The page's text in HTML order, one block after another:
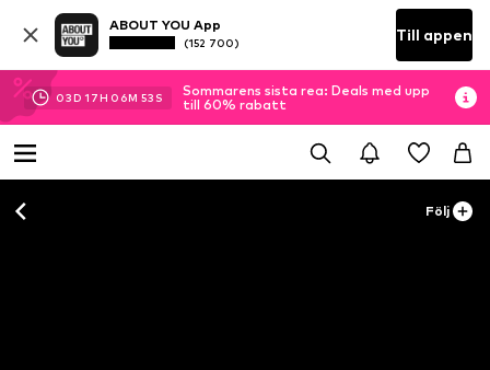
ABOUT YOU App
(152 700) Till appen
03D 17H 06M 53 S
Sommarens sista rea: Deals med upp
till 60% rabatt
Följ